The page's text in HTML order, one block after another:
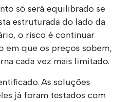
só será equilibrado se
estruturada do lado da
o risco é continuar
em que os preços sobem,
cada vez mais limitado.
As soluções
já foram testados com